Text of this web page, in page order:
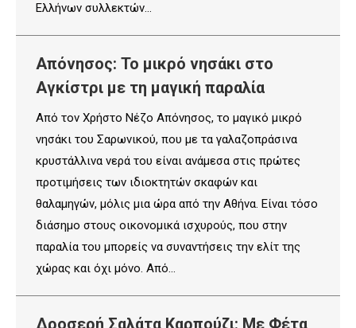
Ελλήνων συλλεκτών…
Απόνησος: Το μικρό νησάκι στο
Αγκίστρι με τη μαγική παραλία
Από τον Χρήστο Νέζο Απόνησος, το μαγικό μικρό
νησάκι του Σαρωνικού, που με τα γαλαζοπράσινα
κρυστάλλινα νερά του είναι ανάμεσα στις πρώτες
προτιμήσεις των ιδιοκτητών σκαφών και
θαλαμηγών, μόλις μια ώρα από την Αθήνα. Είναι τόσο
διάσημο στους οικονομικά ισχυρούς, που στην
παραλία του μπορείς να συναντήσεις την ελίτ της
χώρας και όχι μόνο. Από…
Δροσερή Σαλάτα Καρπούζι: Με Φέτα